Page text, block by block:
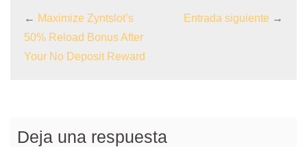
← Maximize Zyntslot’s
50% Reload Bonus After
Your No Deposit Reward
Entrada siguiente →
Deja una respuesta